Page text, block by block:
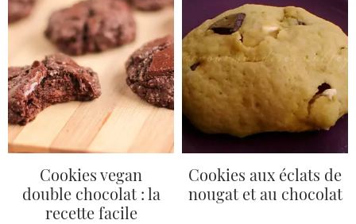
Cookies vegan
double chocolat : la
recette facile
Cookies aux éclats de
nougat et au chocolat